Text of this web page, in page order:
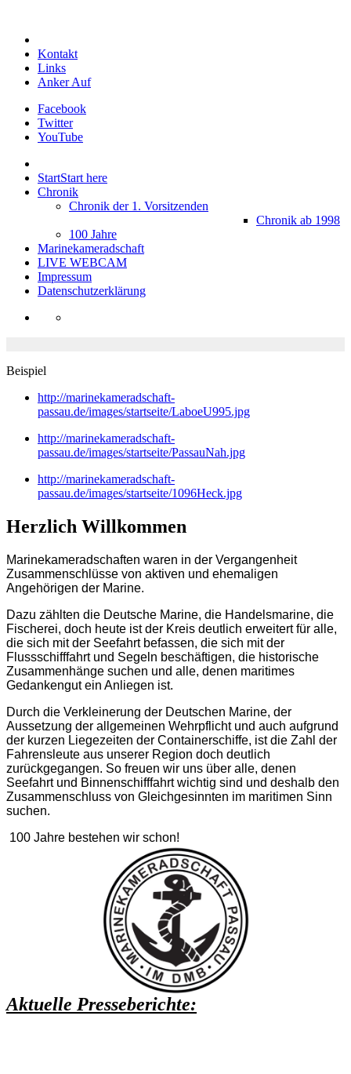
Kontakt
Links
Anker Auf
Facebook
Twitter
YouTube
StartStart here
Chronik
Chronik der 1. Vorsitzenden
Chronik ab 1998
100 Jahre
Marinekameradschaft
LIVE WEBCAM
Impressum
Datenschutzerklärung
Beispiel
http://marinekameradschaft-
passau.de/images/startseite/LaboeU995.jpg
http://marinekameradschaft-
passau.de/images/startseite/PassauNah.jpg
http://marinekameradschaft-
passau.de/images/startseite/1096Heck.jpg
Herzlich Willkommen
Marinekameradschaften waren in der Vergangenheit
Zusammenschlüsse von aktiven und ehemaligen
Angehörigen der Marine.
Dazu zählten die Deutsche Marine, die Handelsmarine, die
Fischerei, doch heute ist der Kreis deutlich erweitert für alle,
die sich mit der Seefahrt befassen, die sich mit der
Flussschifffahrt und Segeln beschäftigen, die historische
Zusammenhänge suchen und alle, denen maritimes
Gedankengut ein Anliegen ist.
Durch die Verkleinerung der Deutschen Marine, der
Aussetzung der allgemeinen Wehrpflicht und auch aufgrund
der kurzen Liegezeiten der Containerschiffe, ist die Zahl der
Fahrensleute aus unserer Region doch deutlich
zurückgegangen. So freuen wir uns über alle, denen
Seefahrt und Binnenschifffahrt wichtig sind und deshalb den
Zusammenschluss von Gleichgesinnten im maritimen Sinn
suchen.
100 Jahre bestehen wir schon!
Aktuelle Presseberichte: